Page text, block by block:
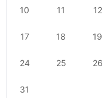
10 11 12
17 18 19
24 25 26
31